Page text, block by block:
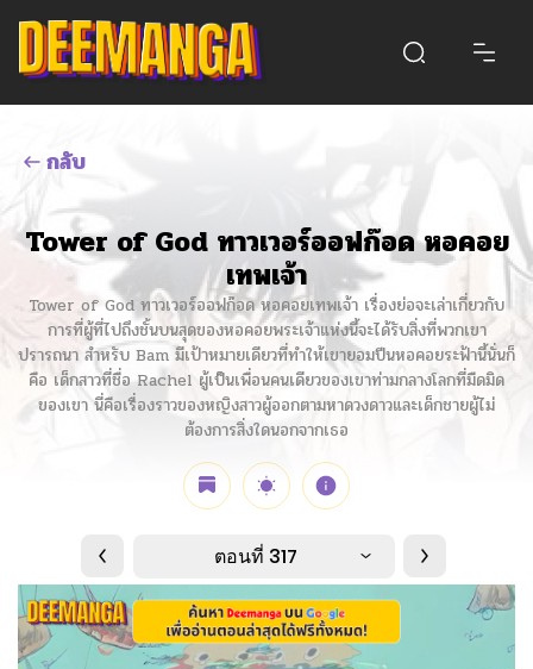
กลับ
Tower of God ทาวเวอร์ออฟก๊อด หอคอย
เทพเจ้า
Tower of God ทาวเวอร์ออฟก๊อด หอคอยเทพเจ้า เรื่องย่อจะเล่าเกี่ยวกับ
การที่ผู้ที่ไปถึงชั้นบนสุดของหอคอยพระเจ้าแห่งนี้จะได้รับสิ่งที่พวกเขา
ปรารถนา สำหรับ Bam มีเป้าหมายเดียวที่ทำให้เขายอมปีนหอคอยระฟ้านี้นั่นก็
คือ เด็กสาวที่ชื่อ Rachel ผู้เป็นเพื่อนคนเดียวของเขาท่ามกลางโลกที่มืดมิด
ของเขา นี่คือเรื่องราวของหญิงสาวผู้ออกตามหาดวงดาวและเด็กชายผู้ไม่
ต้องการสิ่งใดนอกจากเธอ
ตอนที่ 317